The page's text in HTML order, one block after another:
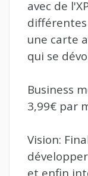
avec de
une carte
qui se
Business
3,99€ par
Vision: